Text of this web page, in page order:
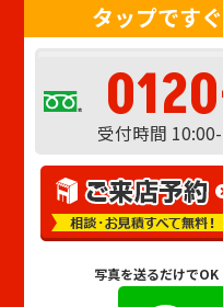
タップです
受付時間
写真を送るだけでOK